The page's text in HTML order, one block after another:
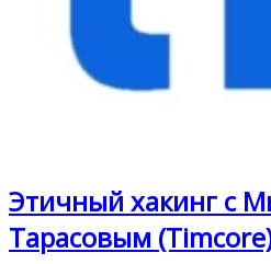
Этичный хакинг с
Тарасовым